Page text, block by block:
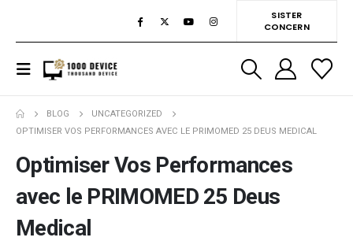
SISTER
CONCERN
BLOG
UNCATEGORIZED
OPTIMISER VOS PERFORMANCES AVEC LE PRIMOMED 25 DEUS MEDICAL
Optimiser Vos Performances
avec le PRIMOMED 25 Deus
Medical